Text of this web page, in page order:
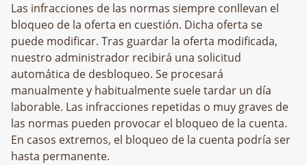
Las infracciones de las normas siempre conllevan el
bloqueo de la oferta en cuestión. Dicha oferta se
puede modificar. Tras guardar la oferta modificada,
nuestro administrador recibirá una solicitud
automática de desbloqueo. Se procesará
manualmente y habitualmente suele tardar un día
laborable. Las infracciones repetidas o muy graves de
las normas pueden provocar el bloqueo de la cuenta.
En casos extremos, el bloqueo de la cuenta podría ser
hasta permanente.